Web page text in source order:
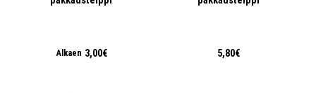
Alkaen 3,00€ 5,80€